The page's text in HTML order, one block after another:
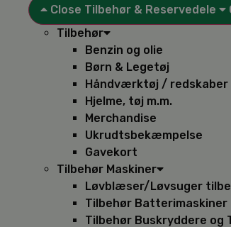
Close Tilbehør & Reservedele
Tilbehør
Benzin og olie
Børn & Legetøj
Håndværktøj / redskaber
Hjelme, tøj m.m.
Merchandise
Ukrudtsbekæmpelse
Gavekort
Tilbehør Maskiner
Løvblæser/Løvsuger
Tilbehør Batterimaskiner
Tilbehør Buskryddere og